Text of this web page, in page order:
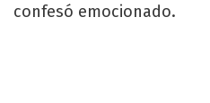
confesó emocionado.